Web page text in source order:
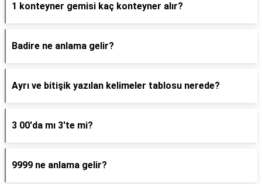
1 konteyner gemisi kaç konteyner alır?
Badire ne anlama gelir?
Ayrı ve bitişik yazılan kelimeler tablosu nerede?
3 00'da mı 3'te mi?
9999 ne anlama gelir?